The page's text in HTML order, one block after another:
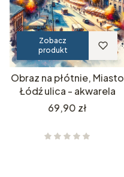
Zobacz
produkt
Obraz na płótnie, Miasto
Łódź ulica - akwarela
Cena
69,90 zł